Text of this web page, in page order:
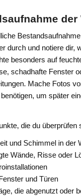
der
durch und notiere dir,
besonders auf
schadhafte Fenster
Mache Fotos
um später
die du überprüfen
und Schimmel in der
Wände, Risse oder
und Türen
die abgenutzt oder